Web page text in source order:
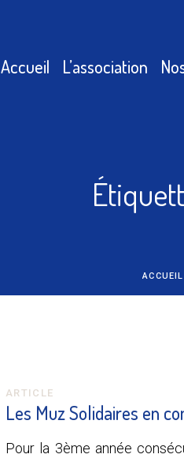
Accueil L’association
ACCUEIL
ARTICLE
Les Muz Solidaires en
Pour la 3ème année